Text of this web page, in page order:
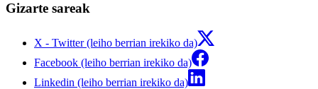
Gizarte sareak
X - Twitter (leiho berrian irekiko da)
Facebook (leiho berrian irekiko da)
Linkedin (leiho berrian irekiko da)